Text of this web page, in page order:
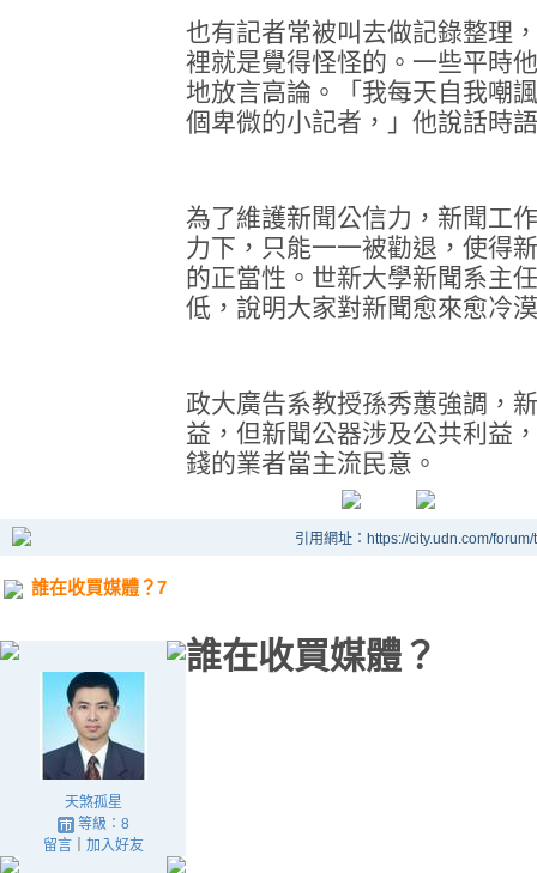
也有記者常被叫去做記錄整理
裡就是覺得怪怪的。一些平時
地放言高論。「我每天自我嘲
個卑微的小記者，」他說話時
為了維護新聞公信力，新聞工
力下，只能一一被勸退，使得
的正當性。世新大學新聞系主
低，說明大家對新聞愈來愈冷
政大廣告系教授孫秀蕙強調，
益，但新聞公器涉及公共利益
錢的業者當主流民意。
引用網址：https://city.udn.com/
誰在收買媒體？7
天煞孤星
等級：8
留言｜ 加入好友
誰在收買媒體？